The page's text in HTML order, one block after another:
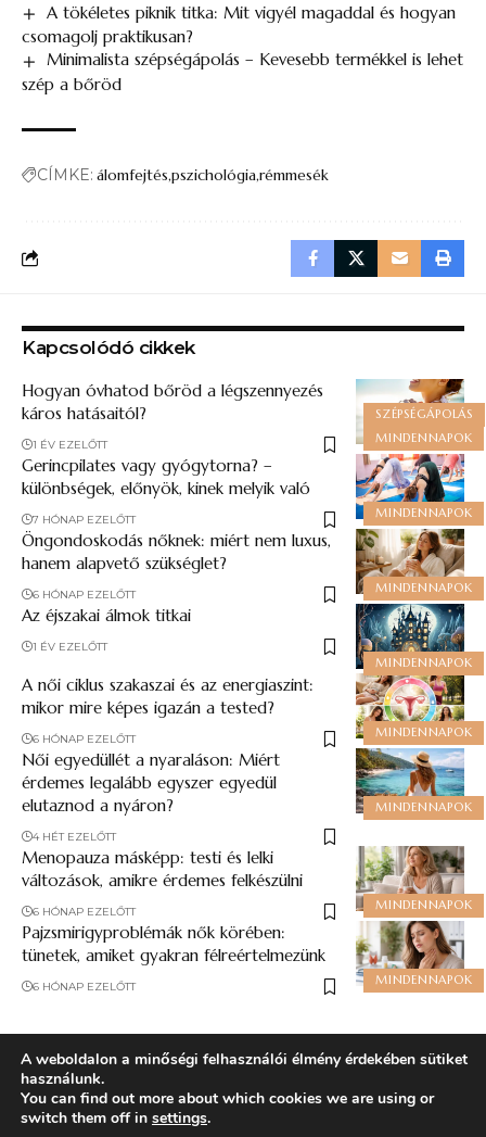
A tökéletes piknik titka: Mit vigyél magaddal és hogyan
csomagolj praktikusan?
Minimalista szépségápolás – Kevesebb termékkel is lehet
szép a bőröd
CÍMKE: álomfejtés pszichológiarémmesék
Kapcsolódó cikkek
SZÉPSÉGÁPOLÁS
MINDENNAPOK
Hogyan óvhatod bőröd a légszennyezés
káros hatásaitól?
1 ÉV EZELŐTT
MINDENNAPOK
Gerincpilates vagy gyógytorna? –
különbségek, előnyök, kinek melyik való
7 HÓNAP EZELŐTT
MINDENNAPOK
Öngondoskodás nőknek: miért nem luxus,
hanem alapvető szükséglet?
6 HÓNAP EZELŐTT
MINDENNAPOK
Az éjszakai álmok titkai
1 ÉV EZELŐTT
MINDENNAPOK
A női ciklus szakaszai és az energiaszint:
mikor mire képes igazán a tested?
6 HÓNAP EZELŐTT
MINDENNAPOK
Női egyedüllét a nyaraláson: Miért
érdemes legalább egyszer egyedül
elutaznod a nyáron?
4 HÉT EZELŐTT
MINDENNAPOK
Menopauza másképp: testi és lelki
változások, amikre érdemes felkészülni
6 HÓNAP EZELŐTT
MINDENNAPOK
Pajzsmirigyproblémák nők körében:
tünetek, amiket gyakran félreértelmezünk
6 HÓNAP EZELŐTT
A weboldalon a minőségi felhasználói élmény érdekében sütiket
használunk.
You can find out more about which cookies we are using or
switch them off in settings.